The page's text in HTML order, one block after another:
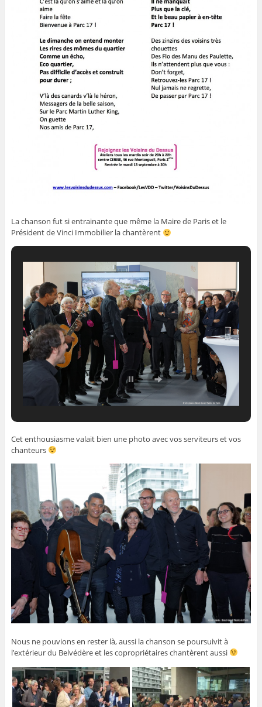
La chanson fut si entrainante que même la Maire de Paris et le
Président de Vinci Immobilier la chantèrent
Cet enthousiasme valait bien une photo avec vos serviteurs et vos
chanteurs
Nous ne pouvions en rester là, aussi la chanson se poursuivit à
l’extérieur du Belvédère et les copropriétaires chantèrent aussi